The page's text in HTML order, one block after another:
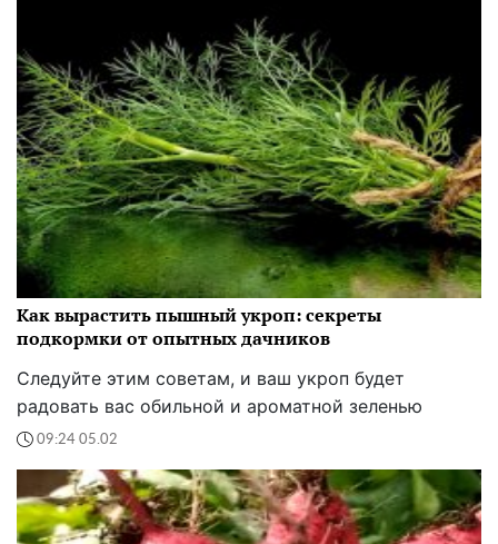
Как вырастить пышный укроп: секреты
подкормки от опытных дачников
Следуйте этим советам, и ваш укроп будет
радовать вас обильной и ароматной зеленью
09:24 05.02